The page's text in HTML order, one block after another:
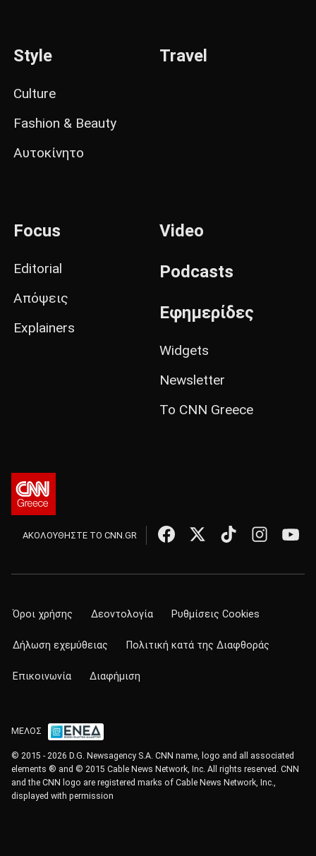
Style
Culture
Fashion & Beauty
Αυτοκίνητο
Travel
Focus
Editorial
Απόψεις
Explainers
Video
Podcasts
Εφημερίδες
Widgets
Newsletter
Το CNN Greece
ΑΚΟΛΟΥΘΗΣΤΕ ΤΟ CNN.GR
Όροι χρήσης Δεοντολογία Ρυθμίσεις Cookies
Δήλωση εχεμύθειας Πολιτική κατά της Διαφθοράς
Επικοινωνία Διαφήμιση
ΜΕΛΟΣ
© 2015 - 2026 D.G. Newsagency S.A. CNN name, logo and all associated
elements ® and © 2015 Cable News Network, Inc. All rights reserved. CNN
and the CNN logo are registered marks of Cable News Network, Inc.,
displayed with permission